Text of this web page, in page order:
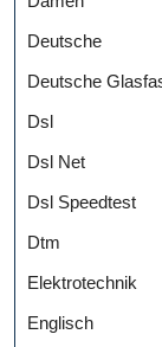
Deutsche
Deutsche
Dsl
Dsl Net
Dsl Speedtest
Dtm
Elektrotechnik
Englisch